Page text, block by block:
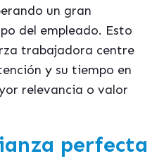
un gran
del empleado. Esto
trabajadora centre
y su tiempo en
relevancia o valor
perfecta